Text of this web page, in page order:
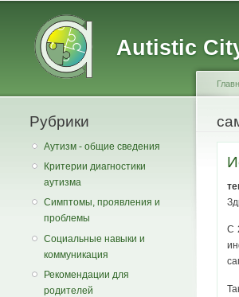
Autistic
Рубрики
Аутизм - общие сведения
Критерии диагностики
аутизма
Симптомы, проявления и
проблемы
Социальные навыки и
коммуникация
Рекомендации для
родителей
С